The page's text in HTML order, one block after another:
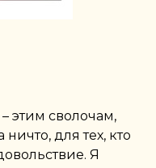
этим сволочам,
для тех, кто
Я